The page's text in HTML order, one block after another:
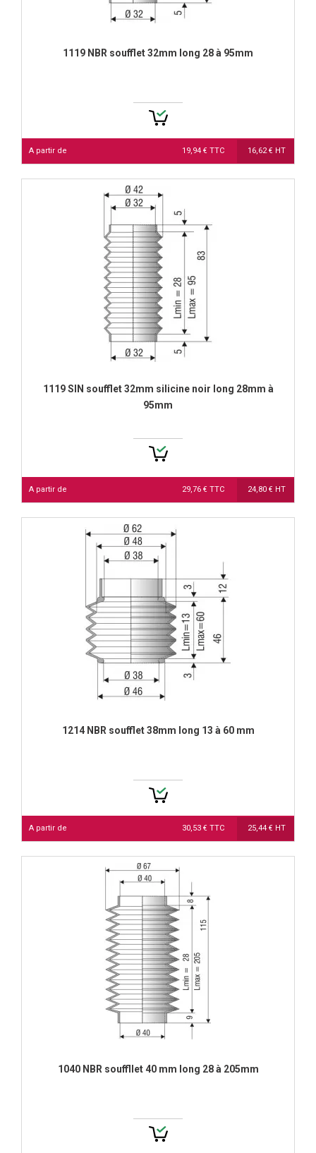
1119 NBR soufflet 32mm long 28 à 95mm
A partir de 19,94 € TTC 16,62 € HT
1119 SIN soufflet 32mm silicine noir long 28mm à
95mm
A partir de 29,76 € TTC 24,80 € HT
1214 NBR soufflet 38mm long 13 à 60 mm
A partir de 30,53 € TTC 25,44 € HT
1040 NBR souffllet 40 mm long 28 à 205mm